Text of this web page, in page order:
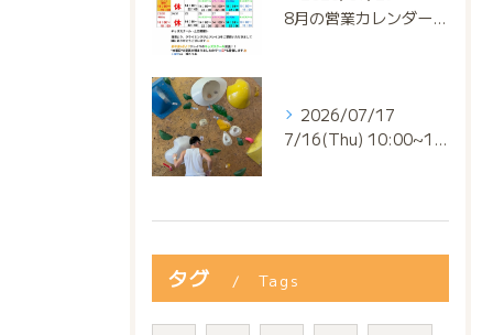
8月の営業カレンダー📅でっっっす‼️
2026/07/17
7/16(Thu) 10:00~13:00
タグ Tags